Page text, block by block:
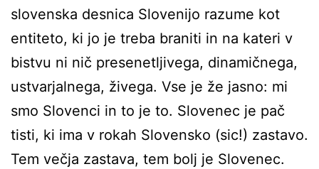
slovenska desnica Slovenijo razume kot
entiteto, ki jo je treba braniti in na kateri v
bistvu ni nič presenetljivega, dinamičnega,
ustvarjalnega, živega. Vse je že jasno: mi
smo Slovenci in to je to. Slovenec je pač
tisti, ki ima v rokah Slovensko (sic!) zastavo.
Tem večja zastava, tem bolj je Slovenec.